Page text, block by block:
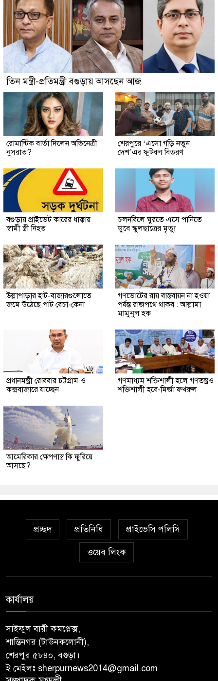
তিন মন্ত্রী-প্রতিমন্ত্রী বগুড়ায় আসছেন আজ
রোমান্টিক বার্তা দিলেন অভিনেত্রী
নুসরাত?
শেরপুরে ‘এসো গড়ি নতুন
দেশ’এর ফুটবল বিতরণ
বগুড়ায় প্রাইভেট কারের ধাক্কায়
স্বামী স্ত্রী নিহত
চলনবিলে ঘুরতে এসে পানিতে
ডুবে স্কুলছাত্রের মৃত্যু
উল্লাপাড়ার হাট-বাজারগুলোতে
জমে উঠেছে পাট বেচা-কেনা
গণভোটের রায় বাস্তবায়ন না হওয়া
পর্যন্ত রাজপথে থাকব : আল্লামা
মামুনুল হক
প্রধানমন্ত্রী রোববার চট্টগ্রাম ও
কক্সবাজারে যাচ্ছেন
গণমাধ্যম শক্তিশালী হলে গণতন্ত্রও
শক্তিশালী হবে-মির্জা ফখরুল
আমেরিকার ক্ষেপণাস্ত্র কি ফুরিয়ে
আসছে?
প্রচ্ছদ প্রতিনিধি প্রাইভেসি পলিসি
ওয়েব লিংক
কার্যালয়
সাইফুল বারী কমপ্লেক্স,
শান্তিনগর (টাউনকলোনী),
শেরপুর ৫৮৪০, বগুড়া।
ই মেইলঃ sherpurnews2014@gmail.com